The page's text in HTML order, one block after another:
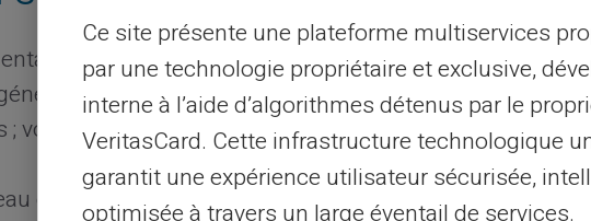
pour naviguer en sécurité. Un cadenas dans la
que le site web est bien protégé. Sans ce
; vos données pourraient être compromises.
comparatif les différents indicateurs de sécurité
Ce site présente une plateforme multiservices
par une technologie propriétaire et exclusive,
interne à l’aide d’algorithmes détenus par le
VeritasCard. Cette infrastructure technologique
garantit une expérience utilisateur sécurisée,
optimisée à travers un large éventail de services.